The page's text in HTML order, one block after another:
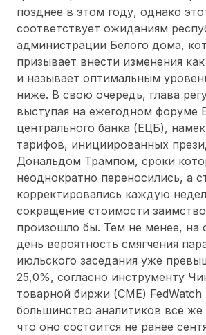
позднее в этом году, однако
соответствует ожиданиям
администрации Белого дома,
призывает внести изменения
и называет оптимальным
ниже. В свою очередь, глава
выступая на ежегодном форуме
центрального банка (ЕЦБ),
тарифов, инициированных
Дональдом Трампом, сроки
неоднократно переносились, а
корректировались каждую
сокращение стоимости
произошло бы. Тем не менее, на
день вероятность смягчения
июльского заседания уже
25,0%, согласно инструменту
товарной биржи (CME)
большинство аналитиков всё
что оно состоится не ранее